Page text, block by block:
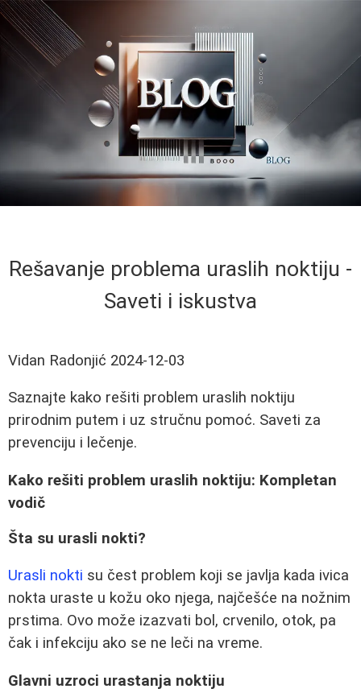
Rešavanje problema uraslih noktiju -
Saveti i iskustva
Vidan Radonjić 2024-12-03
Saznajte kako rešiti problem uraslih noktiju
prirodnim putem i uz stručnu pomoć. Saveti za
prevenciju i lečenje.
Kako rešiti problem uraslih noktiju: Kompletan
vodič
Šta su urasli nokti?
Urasli nokti su čest problem koji se javlja kada ivica
nokta uraste u kožu oko njega, najčešće na nožnim
prstima. Ovo može izazvati bol, crvenilo, otok, pa
čak i infekciju ako se ne leči na vreme.
Glavni uzroci urastanja noktiju